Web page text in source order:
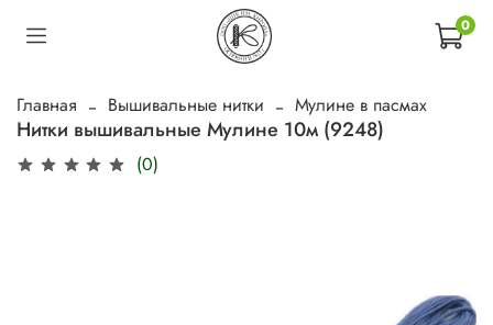
0
Главная Вышивальные нитки Мулине в пасмах
Нитки вышивальные Мулине 10м (9248)
(0)